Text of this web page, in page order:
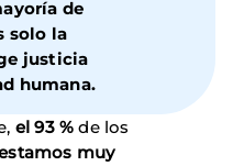
de
solo la
justicia
humana.
el 93 % de los
muy